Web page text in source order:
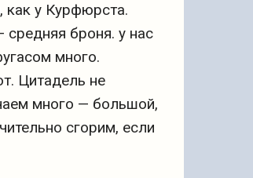
как у Курфюрста.
броня. у нас
много.
Цитадель не
много — большой,
сгорим, если